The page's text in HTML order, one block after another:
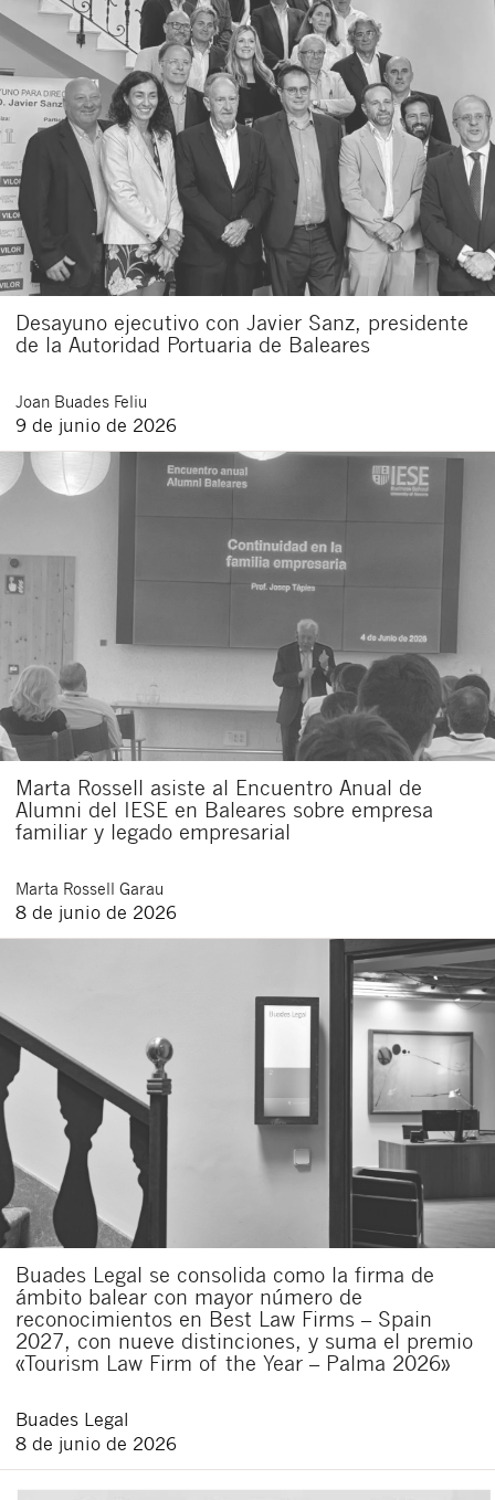
Desayuno ejecutivo con Javier Sanz, presidente
de la Autoridad Portuaria de Baleares
Joan Buades Feliu
9 de junio de 2026
Marta Rossell asiste al Encuentro Anual de
Alumni del IESE en Baleares sobre empresa
familiar y legado empresarial
Marta Rossell Garau
8 de junio de 2026
Buades Legal se consolida como la firma de
ámbito balear con mayor número de
reconocimientos en Best Law Firms – Spain
2027, con nueve distinciones, y suma el premio
«Tourism Law Firm of the Year – Palma 2026»
Buades Legal
8 de junio de 2026